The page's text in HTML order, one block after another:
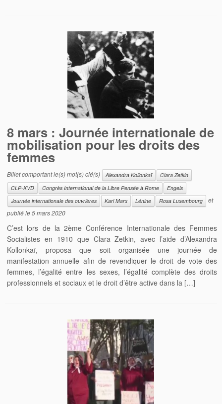
8 mars : Journée internationale de
mobilisation pour les droits des
femmes
Billet comportant le(s) mot(s) clé(s) Alexandra Kollonkaï
Clara Zetkin
CLP-KVD
Congrès International de la Libre Pensée à Rome
Engels
Journée internationale des ouvrières
Karl Marx Lénine Rosa Luxembourg
et
publié le5 mars 2020
C’est lors de la 2ème Conférence Internationale des Femmes
Socialistes en 1910 que Clara Zetkin, avec l’aide d’Alexandra
Kollonkaï, proposa que soit organisée une journée de
manifestation annuelle afin de revendiquer le droit de vote des
femmes, l’égalité entre les sexes, l’égalité complète des droits
professionnels et sociaux et le droit d’être active dans la […]